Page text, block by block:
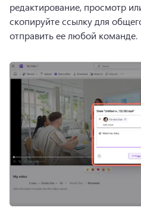
редактирование, просмотр
скопируйте ссылку для
отправить ее любой команде.